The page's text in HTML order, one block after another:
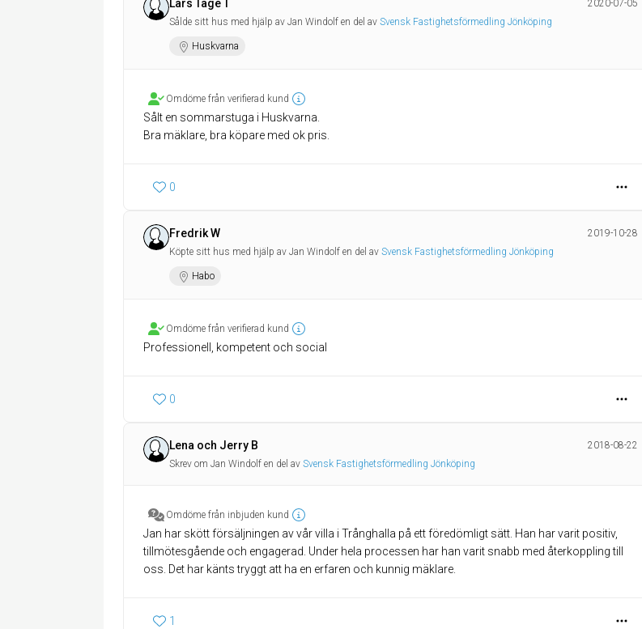
Lars Tage T
2020-07-05
Sålde sitt hus med hjälp av Jan Windolf en del av Svensk Fastighetsförmedling Jönköping
Huskvarna
Omdöme från verifierad kund
Sålt en sommarstuga i Huskvarna.
Bra mäklare, bra köpare med ok pris.
0
Fredrik W
2019-10-28
Köpte sitt hus med hjälp av Jan Windolf en del av Svensk Fastighetsförmedling Jönköping
Habo
Omdöme från verifierad kund
Professionell, kompetent och social
0
Lena och Jerry B
2018-08-22
Skrev om Jan Windolf en del av Svensk Fastighetsförmedling Jönköping
Omdöme från inbjuden kund
Jan har skött försäljningen av vår villa i Trånghalla på ett föredömligt sätt. Han har varit positiv,
tillmötesgående och engagerad. Under hela processen har han varit snabb med återkoppling till
oss. Det har känts tryggt att ha en erfaren och kunnig mäklare.
1